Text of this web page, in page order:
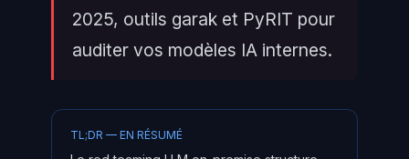
2025, outils garak et PyRIT pour
auditer vos modèles IA internes.
TL;DR — EN RÉSUMÉ